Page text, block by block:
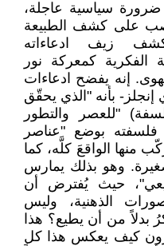
سياسية عاجلة،
على كشف الطبيعة
زيف ادعاءاته
الفكرية كمعركة نور
إنه يفضح ادعاءات
بأنه "الذي يحقّق
"للعصر والتطور
فهو يبدأ فلسفته بوضع "عناصر
منها الواقعَ كلَّه، كما
وهو بذلك يمارس
حيث يُفترض أن
الذهنية، وليس
من أن يطيع؟ هذا
ترون كيف يعكس هذا كل